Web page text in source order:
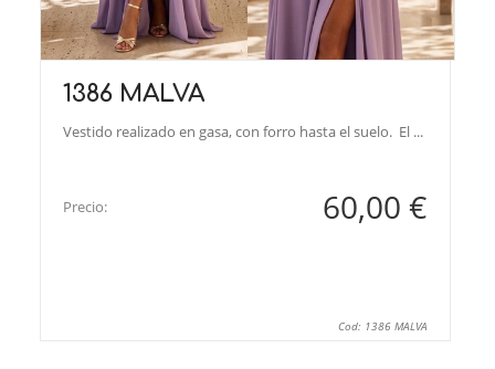
1386 MALVA
Vestido realizado en gasa, con forro hasta el suelo. El ...
Precio: 60,00 €
Cod: 1386 MALVA